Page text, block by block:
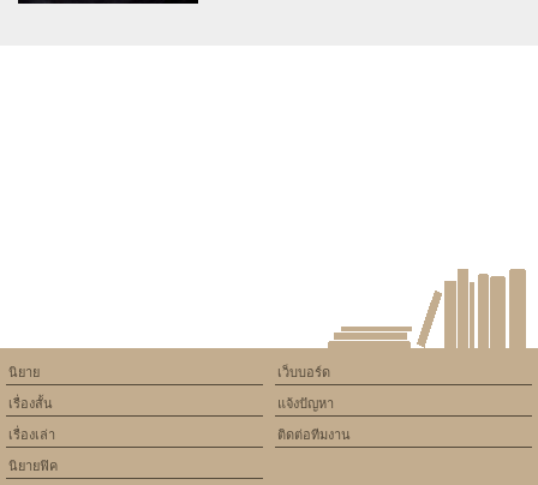
เว็บบอร์ด
แจ้งปัญหา
ติดต่อทีมงาน
นิยาย
เรื่องสั้น
เรื่องเล่า
นิยายฟิค